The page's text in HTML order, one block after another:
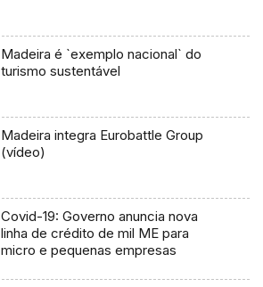
Madeira é `exemplo nacional` do
turismo sustentável
Madeira integra Eurobattle Group
(vídeo)
Covid-19: Governo anuncia nova
linha de crédito de mil ME para
micro e pequenas empresas